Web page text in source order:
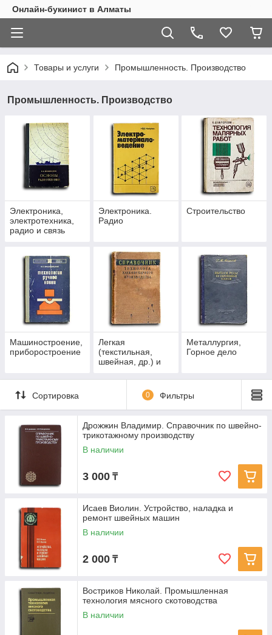
Онлайн-букинист в Алматы
Товары и услуги Промышленность. Производство
Промышленность. Производство
Электроника,
электротехника,
радио и связь
Электроника.
Радио
Строительство
Машиностроение,
приборостроение
Легкая
(текстильная,
швейная, др.) и
промышленность
Металлургия,
Горное дело
Сортировка 0 Фильтры
Дрожжин Владимир. Справочник по швейно-
трикотажному производству
В наличии
3 000 ₸
Исаев Виолин. Устройство, наладка и
ремонт швейных машин
В наличии
2 000 ₸
Востриков Николай. Промышленная
технология мясного скотоводства
В наличии